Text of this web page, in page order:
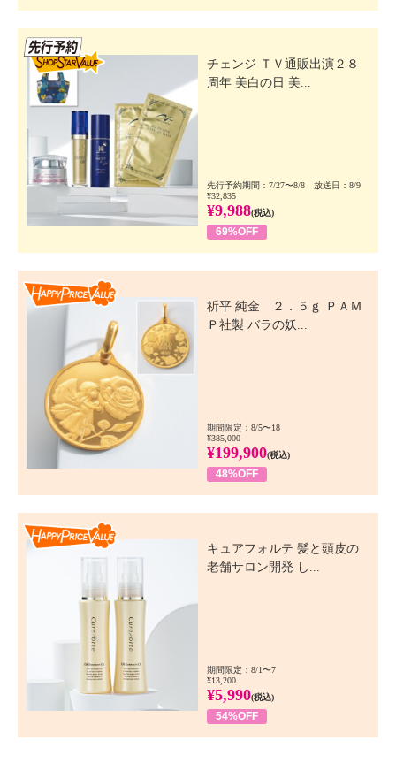
チェンジ ＴＶ通販出演２８
周年 美白の日 美...
先行予約期間：7/27〜8/8 放送日：8/9
¥32,835
¥9,988(税込)
69%OFF
祈平 純金 ２．５ｇ ＰＡＭ
Ｐ社製 バラの妖...
期間限定：8/5〜18
¥385,000
¥199,900(税込)
48%OFF
キュアフォルテ 髪と頭皮の
老舗サロン開発 し...
期間限定：8/1〜7
¥13,200
¥5,990(税込)
54%OFF